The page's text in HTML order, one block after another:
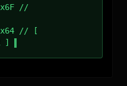
//
// [
]